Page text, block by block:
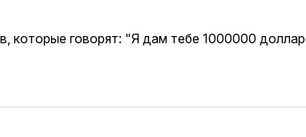
которые говорят: "Я дам тебе 1000000